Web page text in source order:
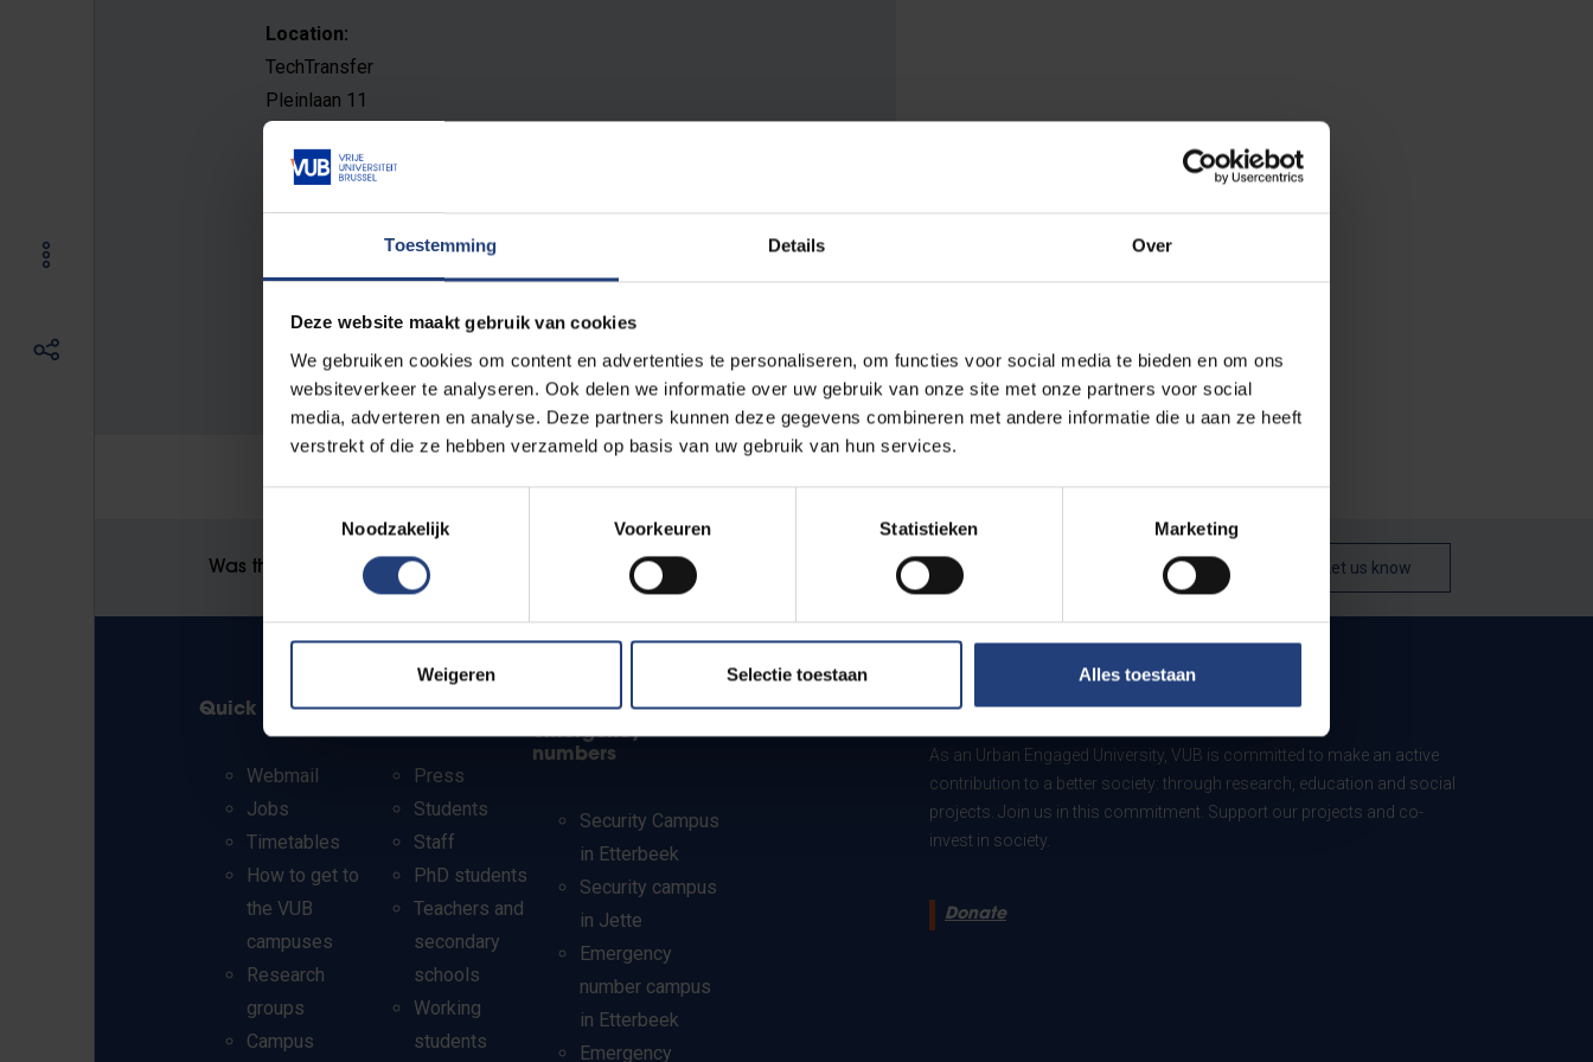
Toestemming Details Over
Deze website maakt gebruik van cookies
We gebruiken cookies om content en advertenties te personaliseren, om functies voor social media te bieden en om ons
websiteverkeer te analyseren. Ook delen we informatie over uw gebruik van onze site met onze partners voor social
media, adverteren en analyse. Deze partners kunnen deze gegevens combineren met andere informatie die u aan ze heeft
verstrekt of die ze hebben verzameld op basis van uw gebruik van hun services.
Noodzakelijk
Voorkeuren Statistieken Marketing
Weigeren Selectie toestaan Alles toestaan
Location:
TechTransfer
Pleinlaan 11
gelijkvloers
E-mail address:
+32 2 614 88 00
Was there an error on this page? Let us know
Quick links
Webmail
Jobs
Timetables
How to get to
the VUB
campuses
Research
groups
Campus
Info for
Press
Students
Staff
PhD students
Teachers and
secondary
schools
Working
students
Security and
emergency
numbers
Security Campus
in Etterbeek
Security campus
in Jette
Emergency
number campus
in Etterbeek
Emergency
Donate to VUB
As an Urban Engaged University, VUB is committed to make an active
contribution to a better society: through research, education and social
projects. Join us in this commitment. Support our projects and co-
invest in society.
Donate